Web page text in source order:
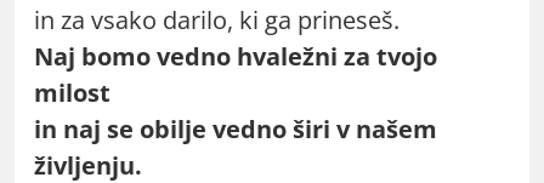
in za vsako darilo, ki ga prineseš.
Naj bomo vedno hvaležni za tvojo
milost
in naj se obilje vedno širi v našem
življenju.